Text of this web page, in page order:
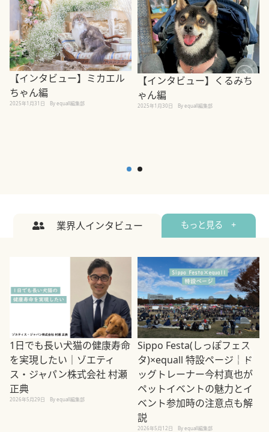
【インタビュー】ミカエル
ちゃん編
2025年1月31日 By equall編集部
【インタビュー】くるみち
ゃん編
2025年1月30日 By equall編集部
業界人インタビュー もっと見る +
1日でも長い犬猫の健康寿命
を実現したい｜ゾエティ
ス・ジャパン株式会社 村瀬
正典
2026年5月29日 By equall編集部
Sippo Festa(しっぽフェス
タ)×equall 特設ページ｜ド
ッグトレーナー今村真也が
ペットイベントの魅力とイ
ベント参加時の注意点も解
説
2026年5月12日 By equall編集部